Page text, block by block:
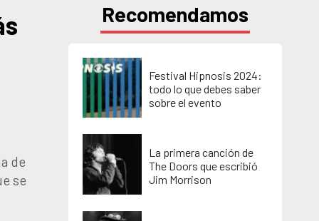
de
se
Recomendamos
Festival Hipnosis 2024:
todo lo que debes saber
sobre el evento
La primera canción de
The Doors que escribió
Jim Morrison